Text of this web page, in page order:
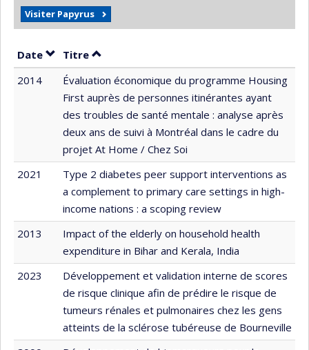
Visiter Papyrus
Date Trier par date en ordre décroissant
Titre Trier par titre en ordre décroissant
2014
Évaluation économique du programme Housing
First auprès de personnes itinérantes ayant
des troubles de santé mentale : analyse après
deux ans de suivi à Montréal dans le cadre du
projet At Home / Chez Soi
2021
Type 2 diabetes peer support interventions as
a complement to primary care settings in high-
income nations : a scoping review
2013
Impact of the elderly on household health
expenditure in Bihar and Kerala, India
2023
Développement et validation interne de scores
de risque clinique afin de prédire le risque de
tumeurs rénales et pulmonaires chez les gens
atteints de la sclérose tubéreuse de Bourneville